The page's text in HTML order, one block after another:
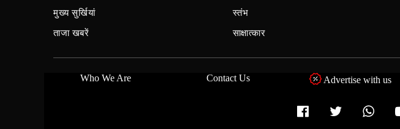
मुख्य सुर्खियां
ताजा खबरें
स्तंभ
साक्षात्कार
Who We Are Contact Us Advertise with us